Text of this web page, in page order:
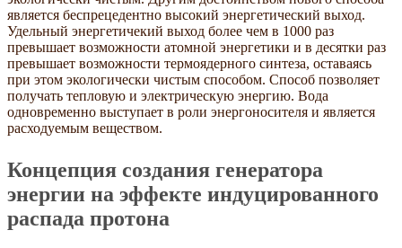
является беспрецедентно высокий энергетический выход.
Удельный энергетичекий выход более чем в 1000 раз
превышает возможности атомной энергетики и в десятки раз
превышает возможности термоядерного синтеза, оставаясь
при этом экологически чистым способом. Способ позволяет
получать тепловую и электрическую энергию. Вода
одновременно выступает в роли энергоносителя и является
расходуемым веществом.
Концепция создания генератора
энергии на эффекте индуцированного
распада протона